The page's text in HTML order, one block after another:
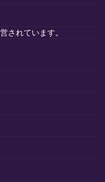
されています。